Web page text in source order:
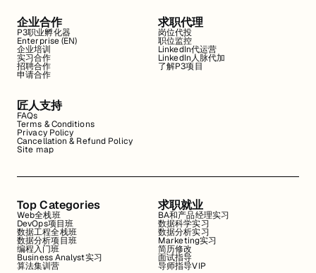
企业合作
P3职业孵化器
Enterprise (EN)
企业培训
实习合作
招聘合作
申请合作
求职代理
岗位代投
职位监控
LinkedIn代运营
LinkedIn人脉代加
了解P3项目
匠人支持
FAQs
Terms & Conditions
Privacy Policy
Cancellation & Refund Policy
Site map
Top Categories
Web全栈班
DevOps项目班
数据工程全栈班
数据分析项目班
编程入门班
Business Analyst实习
算法集训营
求职就业
BA和产品经理实习
数据科学实习
数据分析实习
Marketing实习
简历修改
面试指导
导师指导VIP